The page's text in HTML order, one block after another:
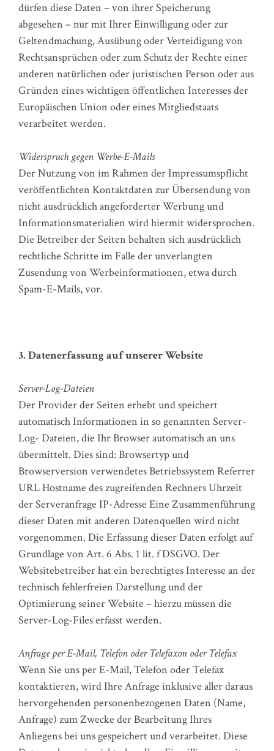
dürfen diese Daten – von ihrer Speicherung
abgesehen – nur mit Ihrer Einwilligung oder zur
Geltendmachung, Ausübung oder Verteidigung von
Rechtsansprüchen oder zum Schutz der Rechte einer
anderen natürlichen oder juristischen Person oder aus
Gründen eines wichtigen öffentlichen Interesses der
Europäischen Union oder eines Mitgliedstaats
verarbeitet werden.
Widerspruch gegen Werbe-E-Mails
Der Nutzung von im Rahmen der Impressumspflicht
veröffentlichten Kontaktdaten zur Übersendung von
nicht ausdrücklich angeforderter Werbung und
Informationsmaterialien wird hiermit widersprochen.
Die Betreiber der Seiten behalten sich ausdrücklich
rechtliche Schritte im Falle der unverlangten
Zusendung von Werbeinformationen, etwa durch
Spam-E-Mails, vor.
3. Datenerfassung auf unserer Website
Server-Log-Dateien
Der Provider der Seiten erhebt und speichert
automatisch Informationen in so genannten Server-
Log- Dateien, die Ihr Browser automatisch an uns
übermittelt. Dies sind: Browsertyp und
Browserversion verwendetes Betriebssystem Referrer
URL Hostname des zugreifenden Rechners Uhrzeit
der Serveranfrage IP-Adresse Eine Zusammenführung
dieser Daten mit anderen Datenquellen wird nicht
vorgenommen. Die Erfassung dieser Daten erfolgt auf
Grundlage von Art. 6 Abs. 1 lit. f DSGVO. Der
Websitebetreiber hat ein berechtigtes Interesse an der
technisch fehlerfreien Darstellung und der
Optimierung seiner Website – hierzu müssen die
Server-Log-Files erfasst werden.
Anfrage per E-Mail, Telefon oder Telefaxon oder Telefax
Wenn Sie uns per E-Mail, Telefon oder Telefax
kontaktieren, wird Ihre Anfrage inklusive aller daraus
hervorgehenden personenbezogenen Daten (Name,
Anfrage) zum Zwecke der Bearbeitung Ihres
Anliegens bei uns gespeichert und verarbeitet. Diese